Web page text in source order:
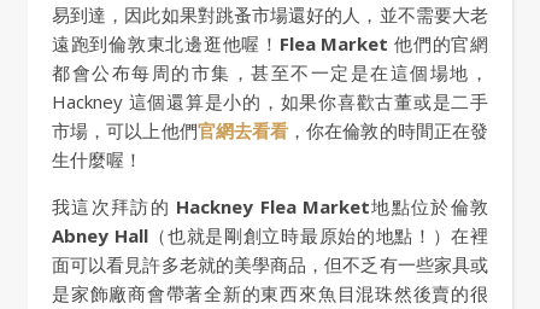
易到達，因此如果對跳蚤市場還好的人，並不需要大老
遠跑到倫敦東北邊逛他喔！ Flea Market 他們的官網
都會公布每周的市集，甚至不一定是在這個場地，
Hackney 這個還算是小的，如果你喜歡古董或是二手
市場，可以上他們官網去看看 ，你在倫敦的時間正在發
生什麼喔！
我這次拜訪的 Hackney Flea Market地點位於倫敦
Abney Hall（也就是剛創立時最原始的地點！）在裡
面可以看見許多老就的美學商品，但不乏有一些家具或
是家飾廠商會帶著全新的東西來魚目混珠然後賣的很